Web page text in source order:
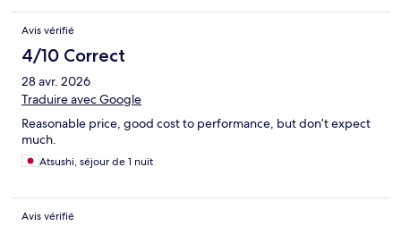
Avis vérifié
4/10 Correct
28 avr. 2026
Traduire avec Google
Reasonable price, good cost to performance, but don’t expect
much.
Atsushi, séjour de 1 nuit
Avis vérifié